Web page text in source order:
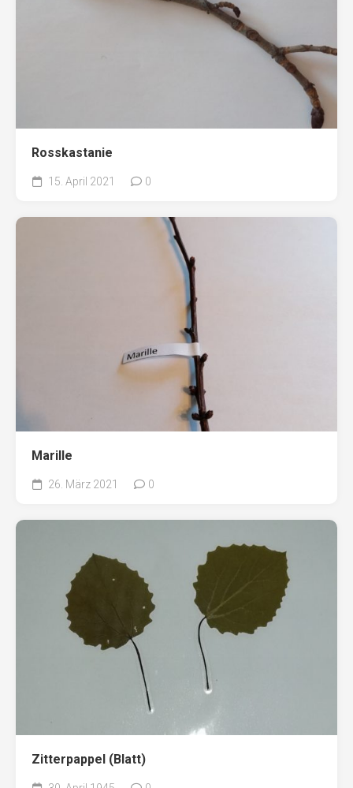
Rosskastanie
15. April 2021 0
Marille
26. März 2021 0
Zitterpappel (Blatt)